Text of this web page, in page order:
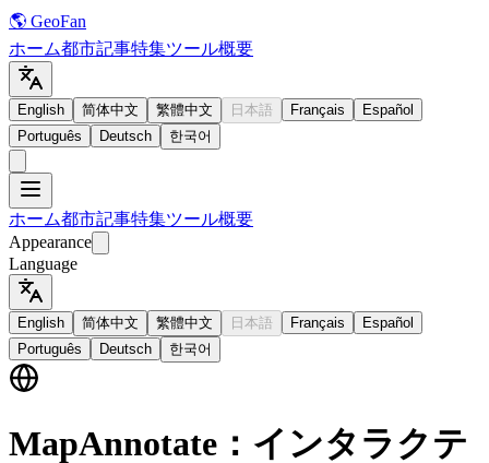
🌎 GeoFan
ホーム都市記事特集ツール概要
English 简体中文 繁體中文 日本語 Français
Español
Português
Deutsch 한국어
ホーム都市記事特集ツール概要
Appearance
Language
English 简体中文 繁體中文 日本語 Français
Español
Português
Deutsch 한국어
MapAnnotate：インタラクテ